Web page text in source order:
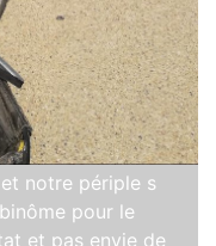
notre périple s
pour le
et pas envie de